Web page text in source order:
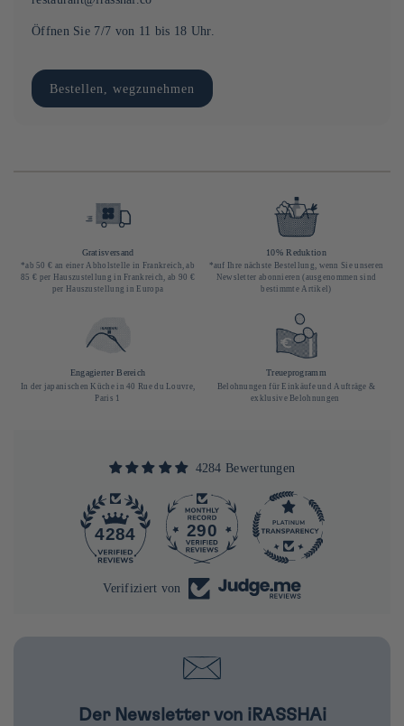
Öffnen Sie 7/7 von 11 bis 18 Uhr.
Bestellen, wegzunehmen
Gratisversand
*ab 50 € an einer Abholstelle in Frankreich, ab
85 € per Hauszustellung in Frankreich, ab 90 €
per Hauszustellung in Europa
10% Reduktion
*auf Ihre nächste Bestellung, wenn Sie unseren
Newsletter abonnieren (ausgenommen sind
bestimmte Artikel)
Engagierter Bereich
In der japanischen Küche in 40 Rue du Louvre,
Paris 1
Treueprogramm
Belohnungen für Einkäufe und Aufträge &
exklusive Belohnungen
4284 Bewertungen
4284 290
Verifiziert von
Der Newsletter von iRASSHAi